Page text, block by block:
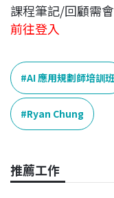
課程筆記/回顧需
前往登入
AI 應用規劃師培訓班
Ryan Chung
推薦工作